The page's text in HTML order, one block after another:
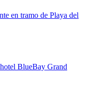
en tramo de Playa del
BlueBay Grand